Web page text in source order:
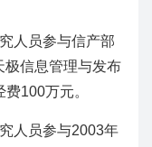
人员参与信产部
极信息管理与发布
100万元。
人员参与2003年